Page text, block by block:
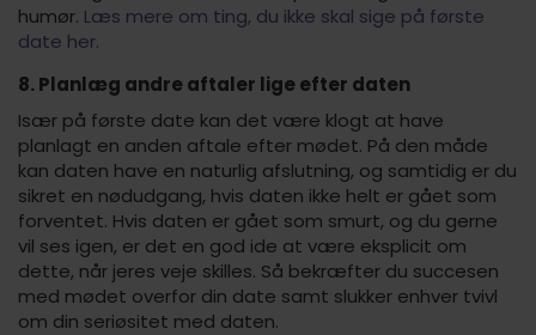
humør. Læs mere om ting, du ikke skal sige på første
date her.
8. Planlæg andre aftaler lige efter daten
Især på første date kan det være klogt at have
planlagt en anden aftale efter mødet. På den måde
kan daten have en naturlig afslutning, og samtidig er du
sikret en nødudgang, hvis daten ikke helt er gået som
forventet. Hvis daten er gået som smurt, og du gerne
vil ses igen, er det en god ide at være eksplicit om
dette, når jeres veje skilles. Så bekræfter du succesen
med mødet overfor din date samt slukker enhver tvivl
om din seriøsitet med daten.